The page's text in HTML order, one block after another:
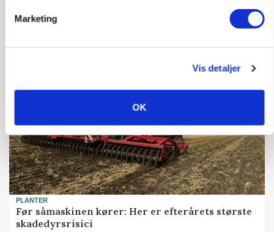
Marketing
Vis detaljer
OK
KVÆG
Snart kan man søge tilskud til naturprojekter
PLANTER
Før såmaskinen kører: Her er efterårets største
skadedyrsrisici